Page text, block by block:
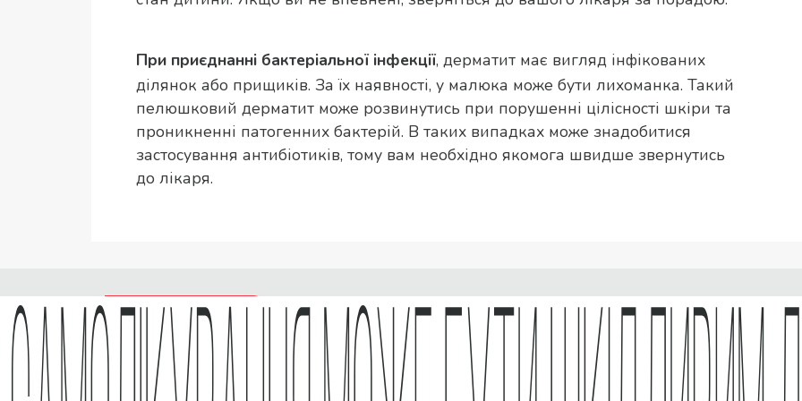
При приєднанні бактеріальної інфекції, дерматит має вигляд інфікованих
ділянок або прищиків. За їх наявності, у малюка може бути лихоманка. Такий
пелюшковий дерматит може розвинутись при порушенні цілісності шкіри та
проникненні патогенних бактерій. В таких випадках може знадобитися
застосування антибіотиків, тому вам необхідно якомога швидше звернутись
до лікаря.
Реклама лікарського засобу (РП МОЗ України № UA/4451/01/01 від 24.06.2016 р.) Перед застосуванням
обов’язково ознайомтеся з інструкцією для медичного застосування та проконсультуйтеся з лікарем.
Протипоказання та можливі побічні ефекти наведені в інструкції для медичного застосування лікарського
Корисні
Продукт
Часті питання